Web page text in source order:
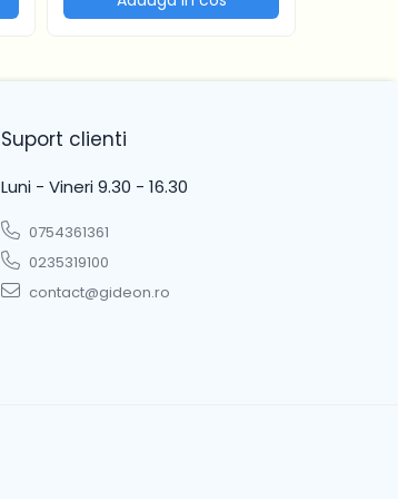
Suport clienti
Luni - Vineri 9.30 - 16.30
0754361361
0235319100
contact@gideon.ro